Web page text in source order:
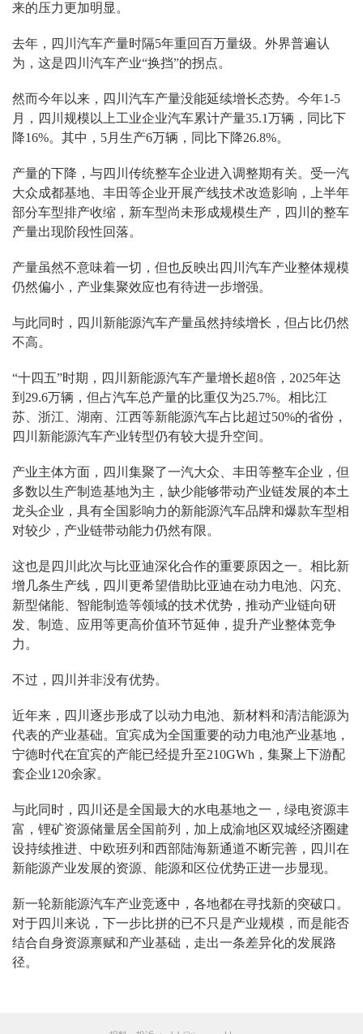
来的压力更加明显。
去年，四川汽车产量时隔5年重回百万量级。外界普遍认
为，这是四川汽车产业“换挡”的拐点。
然而今年以来，四川汽车产量没能延续增长态势。今年1-5
月，四川规模以上工业企业汽车累计产量35.1万辆，同比下
降16%。其中，5月生产6万辆，同比下降26.8%。
产量的下降，与四川传统整车企业进入调整期有关。受一汽
大众成都基地、丰田等企业开展产线技术改造影响，上半年
部分车型排产收缩，新车型尚未形成规模生产，四川的整车
产量出现阶段性回落。
产量虽然不意味着一切，但也反映出四川汽车产业整体规模
仍然偏小，产业集聚效应也有待进一步增强。
与此同时，四川新能源汽车产量虽然持续增长，但占比仍然
不高。
“十四五”时期，四川新能源汽车产量增长超8倍，2025年达
到29.6万辆，但占汽车总产量的比重仅为25.7%。相比江
苏、浙江、湖南、江西等新能源汽车占比超过50%的省份，
四川新能源汽车产业转型仍有较大提升空间。
产业主体方面，四川集聚了一汽大众、丰田等整车企业，但
多数以生产制造基地为主，缺少能够带动产业链发展的本土
龙头企业，具有全国影响力的新能源汽车品牌和爆款车型相
对较少，产业链带动能力仍然有限。
这也是四川此次与比亚迪深化合作的重要原因之一。相比新
增几条生产线，四川更希望借助比亚迪在动力电池、闪充、
新型储能、智能制造等领域的技术优势，推动产业链向研
发、制造、应用等更高价值环节延伸，提升产业整体竞争
力。
不过，四川并非没有优势。
近年来，四川逐步形成了以动力电池、新材料和清洁能源为
代表的产业基础。宜宾成为全国重要的动力电池产业基地，
宁德时代在宜宾的产能已经提升至210GWh，集聚上下游配
套企业120余家。
与此同时，四川还是全国最大的水电基地之一，绿电资源丰
富，锂矿资源储量居全国前列，加上成渝地区双城经济圈建
设持续推进、中欧班列和西部陆海新通道不断完善，四川在
新能源产业发展的资源、能源和区位优势正进一步显现。
新一轮新能源汽车产业竞逐中，各地都在寻找新的突破口。
对于四川来说，下一步比拼的已不只是产业规模，而是能否
结合自身资源禀赋和产业基础，走出一条差异化的发展路
径。